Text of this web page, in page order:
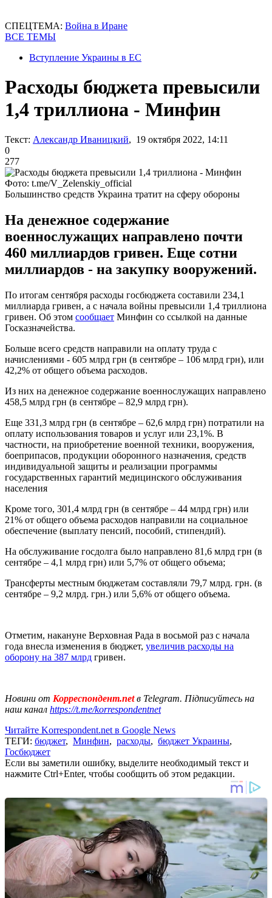
СПЕЦТЕМА: Война в Иране
ВСЕ ТЕМЫ
Вступление Украины в ЕС
Расходы бюджета превысили
1,4 триллиона - Минфин
Текст: Александр Иваницкий, 19 октября 2022, 14:11
0
277
Фото: t.me/V_Zelenskiy_official
Большинство средств Украина тратит на сферу обороны
На денежное содержание
военнослужащих направлено почти
460 миллиардов гривен. Еще сотни
миллиардов - на закупку вооружений.
По итогам сентября расходы госбюджета составили 234,1
миллиарда гривен, а с начала войны превысили 1,4 триллиона
гривен. Об этом сообщает Минфин со ссылкой на данные
Госказначейства.
Больше всего средств направили на оплату труда с
начислениями - 605 млрд грн (в сентябре – 106 млрд грн), или
42,2% от общего объема расходов.
Из них на денежное содержание военнослужащих направлено
458,5 млрд грн (в сентябре – 82,9 млрд грн).
Еще 331,3 млрд грн (в сентябре – 62,6 млрд грн) потратили на
оплату использования товаров и услуг или 23,1%. В
частности, на приобретение военной техники, вооружения,
боеприпасов, продукции оборонного назначения, средств
индивидуальной защиты и реализации программы
государственных гарантий медицинского обслуживания
населения
Кроме того, 301,4 млрд грн (в сентябре – 44 млрд грн) или
21% от общего объема расходов направили на социальное
обеспечение (выплату пенсий, пособий, стипендий).
На обслуживание госдолга было направлено 81,6 млрд грн (в
сентябре – 4,1 млрд грн) или 5,7% от общего объема;
Трансферты местным бюджетам составляли 79,7 млрд. грн. (в
сентябре – 9,2 млрд. грн.) или 5,6% от общего объема.
Отметим, накануне Верховная Рада в восьмой раз с начала
года внесла изменения в бюджет, увеличив расходы на
оборону на 387 млрд гривен.
Новини от Корреспондент.netв Telegram. Підписуйтесь на
наш канал https://t.me/korrespondentnet
Читайте Korrespondent.net в Google News
ТЕГИ: бюджет, Минфин, расходы, бюджет Украины,
Госбюджет
Если вы заметили ошибку, выделите необходимый текст и
нажмите Ctrl+Enter, чтобы сообщить об этом редакции.